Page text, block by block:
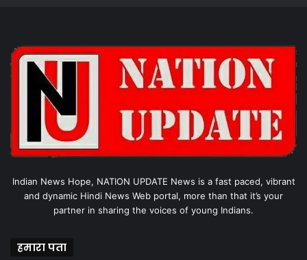
Indian News Hope, NATION UPDATE News is a fast paced, vibrant
and dynamic Hindi News Web portal, more than that it’s your
partner in sharing the voices of young Indians.
हमारा पता